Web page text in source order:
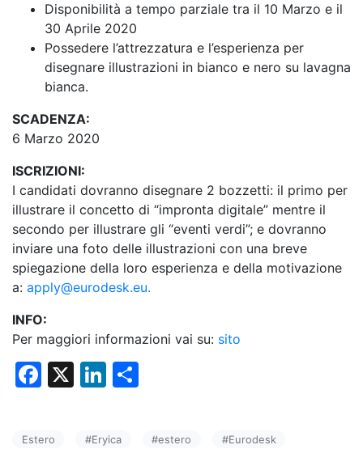
Disponibilità a tempo parziale tra il 10 Marzo e il
30 Aprile 2020
Possedere l’attrezzatura e l’esperienza per
disegnare illustrazioni in bianco e nero su lavagna
bianca.
SCADENZA:
6 Marzo 2020
ISCRIZIONI:
I candidati dovranno disegnare 2 bozzetti: il primo per
illustrare il concetto di “impronta digitale” mentre il
secondo per illustrare gli “eventi verdi”; e dovranno
inviare una foto delle illustrazioni con una breve
spiegazione della loro esperienza e della motivazione
a: apply@eurodesk.eu.
INFO:
Per maggiori informazioni vai su: sito
F
X
Li
Estero #Eryica #estero #Eurodesk